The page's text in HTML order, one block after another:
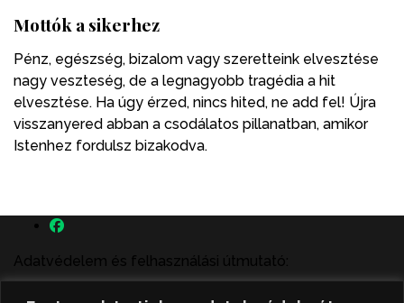
Mottók a sikerhez
Pénz, egészség, bizalom vagy szeretteink elvesztése
nagy veszteség, de a legnagyobb tragédia a hit
elvesztése. Ha úgy érzed, nincs hited, ne add fel! Újra
visszanyered abban a csodálatos pillanatban, amikor
Istenhez fordulsz bizakodva.
Adatvédelem és felhasználási útmutató:
A szenttamás.rs magyar nyelvű internetes hírportálon